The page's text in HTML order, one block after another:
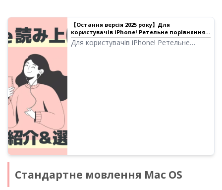
【Остання версія 2025 року】Для
користувачів iPhone! Ретельне порівняння 8
рекомендованих додатків для
автоматичного читання тексту｜Програма
Для користувачів iPhone! Ретельне
Стандартне мовлення Mac OS